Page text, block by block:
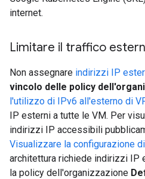
internet.
Limitare il traffico
Non assegnare indirizzi IP
vincolo delle policy
l'utilizzo di IPv6 all'esterno di
IP esterni a tutte le VM. Per
indirizzi IP accessibili
Visualizzare la configurazione
architettura richiede indirizzi IP
la policy dell'organizzazione